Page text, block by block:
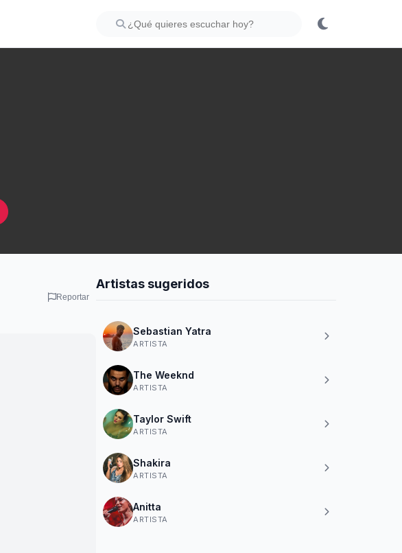
Reportar
Artistas sugeridos
Sebastian Yatra
ARTISTA
The Weeknd
ARTISTA
Taylor Swift
ARTISTA
Shakira
ARTISTA
Anitta
ARTISTA